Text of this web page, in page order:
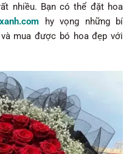
nhiều. Bạn có thể đặt hoa
hy vọng những bí
mua được bó hoa đẹp với